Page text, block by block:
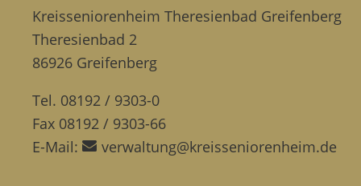
Kreisseniorenheim Theresienbad Greifenberg
Theresienbad 2
86926 Greifenberg
Tel. 08192 / 9303-0
Fax 08192 / 9303-66
E-Mail:
verwaltung@kreisseniorenheim.de